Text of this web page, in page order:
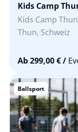
Kids Camp
Kids Camp
Thun, Schweiz
Ab 299,00 €/
Ballsport